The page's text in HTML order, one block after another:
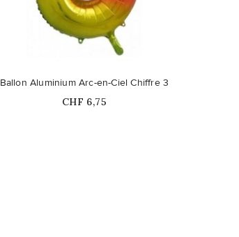
Ballon Aluminium Arc-en-Ciel Chiffre 3
Prix
CHF 6,75